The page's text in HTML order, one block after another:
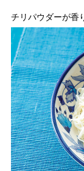
チリパウダーが香